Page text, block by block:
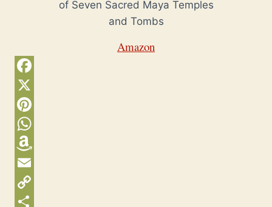
of Seven Sacred Maya Temples
and Tombs
Amazon
F
a
c
e
b
o
o
X
P
n
t
e
W
h
a
A
m
a
E
m
C